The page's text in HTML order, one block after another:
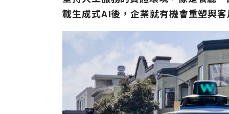
載生成式AI後，企業就有機會重塑與